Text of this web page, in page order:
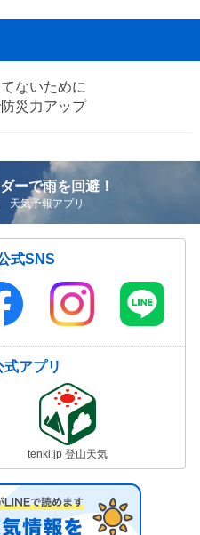
ないために
災力アップ
ーで雨を回避！
天気予報アプリ
式SNS
アプリ
tenki.jp 登山天気